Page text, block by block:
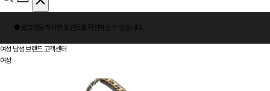
그
인
● 로그인을 하시면 포인트 를 확인하실 수 있습니다.
여성 남성 브랜드 고객센터
여성